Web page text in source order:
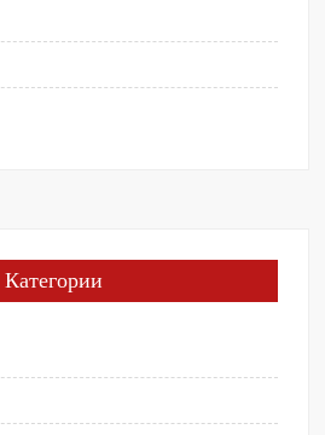
Категории